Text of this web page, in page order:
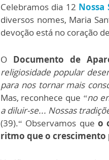
Celebramos dia 12 Nossa
diversos nomes, Maria
devoção está no coração
O Documento de
religiosidade popular
para nos tornar mais
Mas, reconhece que “no
a diluir-se... Nossas
(39).“ Observamos queo
ritmo que o crescimento